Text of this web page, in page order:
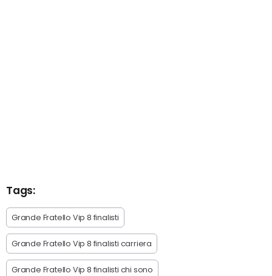
Tags:
Grande Fratello Vip 8 finalisti
Grande Fratello Vip 8 finalisti carriera
Grande Fratello Vip 8 finalisti chi sono